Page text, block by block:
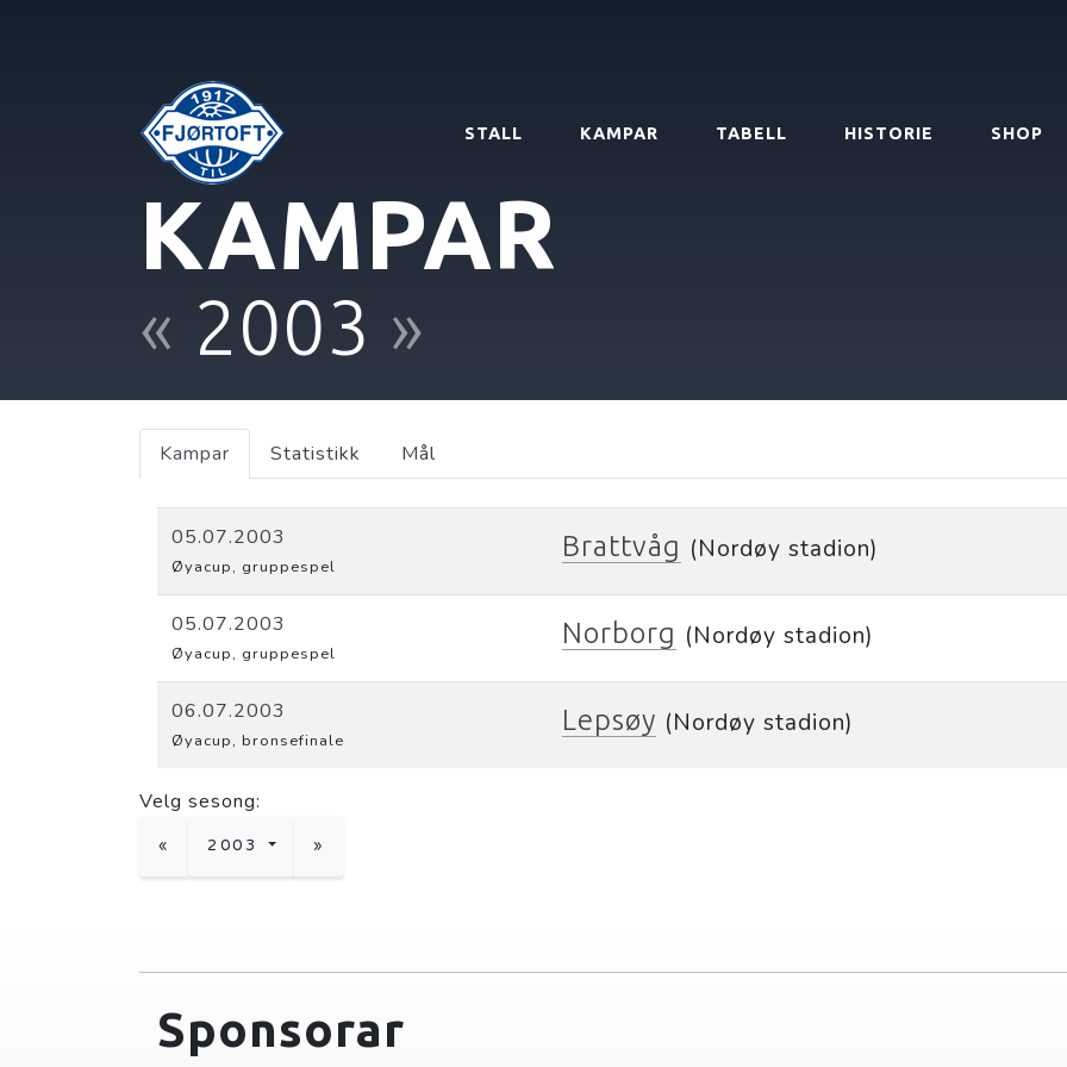
STALL KAMPAR TABELL HISTORIE SHOP
KAMPAR
« 2003 »
Kampar Statistikk Mål
05.07.2003
Øyacup, gruppespel
Brattvåg (Nordøy stadion)
05.07.2003
Øyacup, gruppespel
Norborg (Nordøy stadion)
06.07.2003
Øyacup, bronsefinale
Lepsøy (Nordøy stadion)
Velg sesong:
« 2003 »
Sponsorar